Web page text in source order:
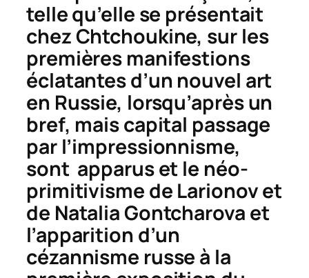
telle qu’elle se présentait
chez Chtchoukine, sur les
premières manifestions
éclatantes d’un nouvel art
en Russie, lorsqu’après un
bref, mais capital passage
par l’impressionnisme,
sont apparus et le néo-
primitivisme de Larionov et
de Natalia Gontcharova et
l’apparition d’un
cézannisme russe à la